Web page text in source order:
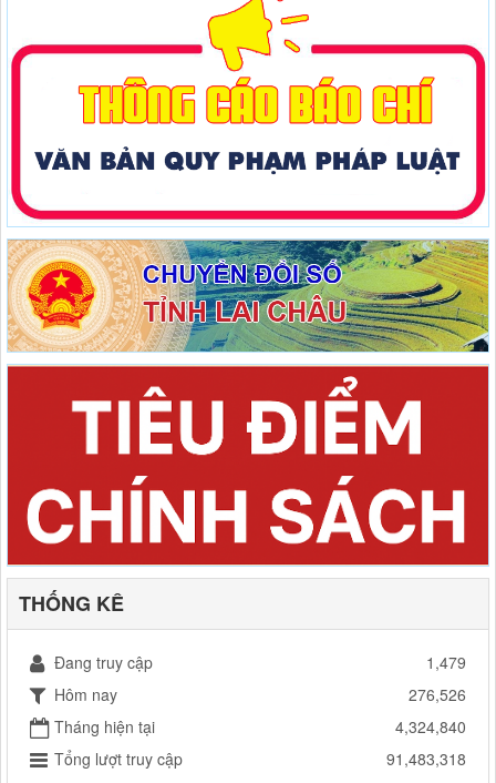
THỐNG KÊ
Đang truy cập
1,479
Hôm nay
276,526
Tháng hiện tại
4,324,840
Tổng lượt truy cập
91,483,318